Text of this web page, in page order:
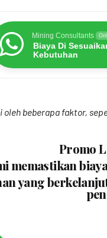
Mining Consultants
Biaya Di
Kebutuhan
beberapa faktor,
Promo
memastikan
yang